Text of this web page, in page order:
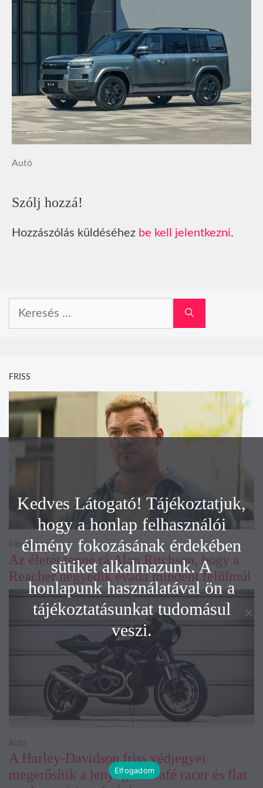
Autó
Szólj hozzá!
Hozzászólás küldéséhez be kell jelentkezni.
FRISS
Az életét tenné rá Alan Ritchson, hogy a
Reacher negyedik évada mindent felülmúl
Filmipar
A Harley-Davidson friss védjegyei
megerősítik a lenyűgöző café racer és flat
Autó
Kedves Látogató! Tájékoztatjuk,
hogy a honlap felhasználói
élmény fokozásának érdekében
sütiket alkalmazunk. A
honlapunk használatával ön a
tájékoztatásunkat tudomásul
veszi.
Elfogadom